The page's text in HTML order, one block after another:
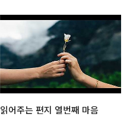
읽어주는 편지 열번째 마음